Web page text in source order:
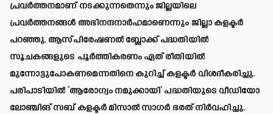
പ്രവര്‍ത്തനമാണ് നടക്കുന്നതെന്നും ജില്ലയിലെ
പ്രവര്‍ത്തനങ്ങള്‍ അഭിനന്ദനാര്‍ഹമാണെന്നും ജില്ലാ കളക്ടര്‍
പറഞ്ഞു. ആസ്പിരേഷണല്‍ ബ്ലോക്ക് പദ്ധതിയില്‍
സൂചകങ്ങളുടെ പൂര്‍ത്തികരണം ഏത് രീതിയില്‍
മുന്നോട്ടുപോകണമെന്നതിനെ കുറിച്ച് കളക്ടര്‍ വിശദീകരിച്ചു.
പരിപാടിയില്‍ ‘ആരോഗ്യം നമുക്കായി’ പദ്ധതിയുടെ വീഡിയോ
ലോഞ്ചിങ് സബ് കളക്ടര്‍ മിസാല്‍ സാഗര്‍ ഭരത് നിര്‍വഹിച്ചു.